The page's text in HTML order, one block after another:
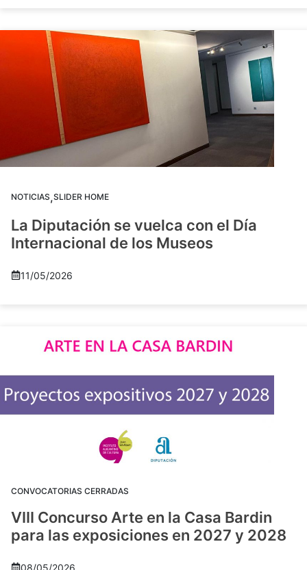
NOTICIAS,SLIDER HOME
La Diputación se vuelca con el Día
Internacional de los Museos
11/05/2026
CONVOCATORIAS CERRADAS
VIII Concurso Arte en la Casa Bardin
para las exposiciones en 2027 y 2028
08/05/2026